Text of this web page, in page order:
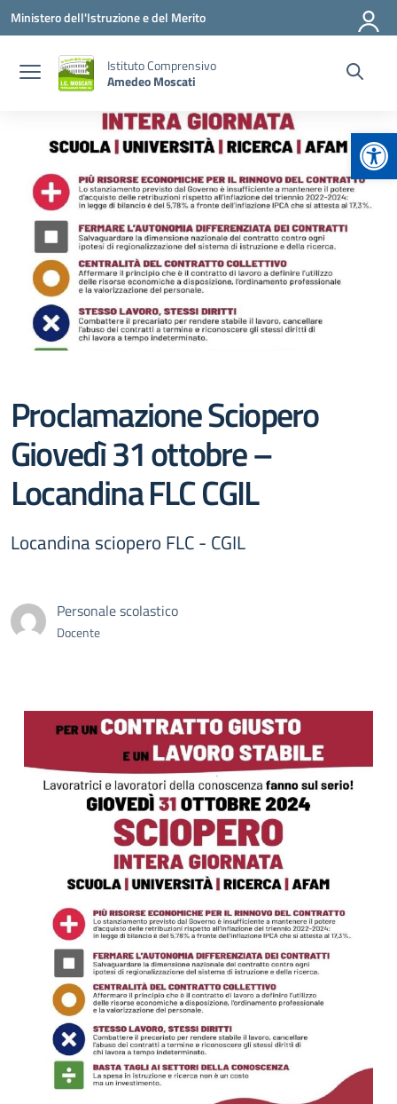
Vai ai contenuti
Vai al menu di navigazione
Vai al footer
Ministero dell'Istruzione e del Merito
Istituto Comprensivo
Amedeo Moscati
Proclamazione Sciopero
Giovedì 31 ottobre –
Locandina FLC CGIL
Locandina sciopero FLC - CGIL
Personale scolastico
Docente